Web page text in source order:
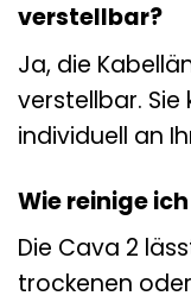
verstellbar?
Ja, die
verstellbar. Sie
individuell an
Wie reinige
Die Cava 2
trockenen